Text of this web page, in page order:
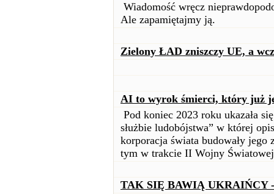
Wiadomość wręcz
Ale zapamiętajmy ją.
Zielony ŁAD zniszczy UE, a
AI to wyrok śmierci, który już
Pod koniec 2023 roku ukazała
służbie ludobójstwa” w której
korporacja świata budowały
tym w trakcie II Wojny Światowej
TAK SIĘ BAWIĄ UKRAIŃCY